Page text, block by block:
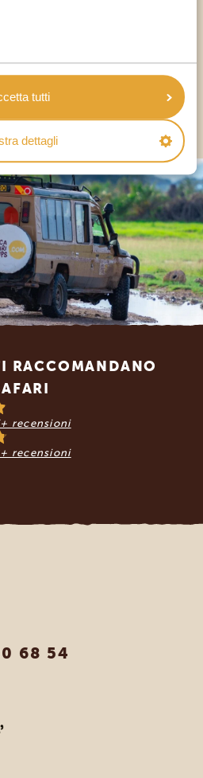
tutti
dettagli
0694806854
RACCOMANDANO
recensioni
recensioni
68 54